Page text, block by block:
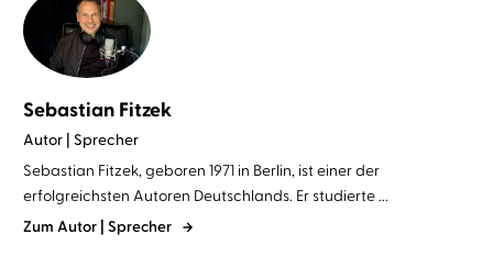
Sebastian Fitzek
Autor | Sprecher
Sebastian Fitzek, geboren 1971 in Berlin, ist einer der
erfolgreichsten Autoren Deutschlands. Er studierte ...
Zum Autor | Sprecher